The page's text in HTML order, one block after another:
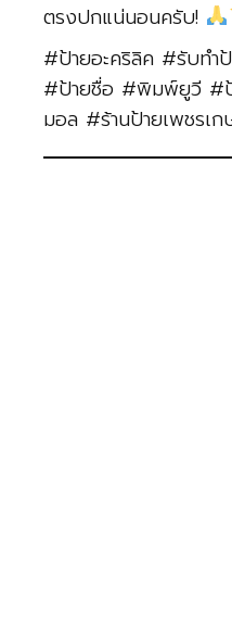
ตรงปกแน่นอนครับ!
#ป้ายอะคริลิค #รับทำ
#ป้ายชื่อ #พิมพ์ยูวี #
มอล #ร้านป้ายเพชรเก